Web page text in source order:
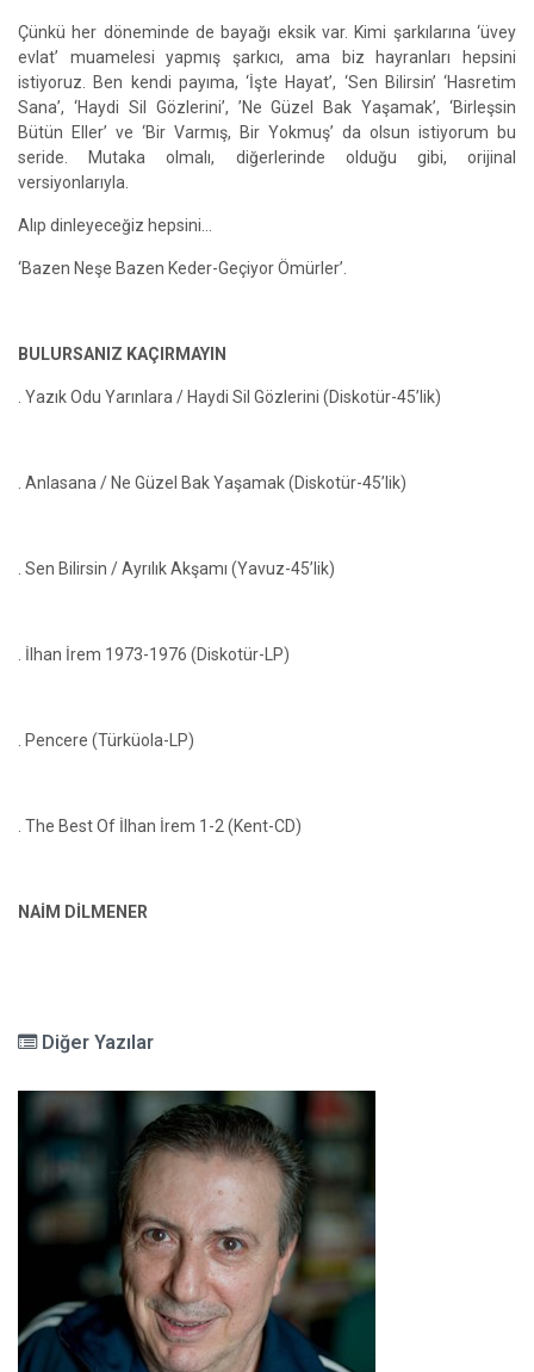
Çünkü her döneminde de bayağı eksik var. Kimi şarkılarına ‘üvey
evlat’ muamelesi yapmış şarkıcı, ama biz hayranları hepsini
istiyoruz. Ben kendi payıma, ‘İşte Hayat’, ‘Sen Bilirsin’ ‘Hasretim
Sana’, ‘Haydi Sil Gözlerini’, ’Ne Güzel Bak Yaşamak’, ‘Birleşsin
Bütün Eller’ ve ‘Bir Varmış, Bir Yokmuş’ da olsun istiyorum bu
seride. Mutaka olmalı, diğerlerinde olduğu gibi, orijinal
versiyonlarıyla.
Alıp dinleyeceğiz hepsini…
‘Bazen Neşe Bazen Keder-Geçiyor Ömürler’.
BULURSANIZ KAÇIRMAYIN
. Yazık Odu Yarınlara / Haydi Sil Gözlerini (Diskotür-45’lik)
. Anlasana / Ne Güzel Bak Yaşamak (Diskotür-45’lik)
. Sen Bilirsin / Ayrılık Akşamı (Yavuz-45’lik)
. İlhan İrem 1973-1976 (Diskotür-LP)
. Pencere (Türküola-LP)
. The Best Of İlhan İrem 1-2 (Kent-CD)
NAİM DİLMENER
Diğer Yazılar